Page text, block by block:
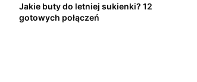
Jakie buty do letniej sukienki? 12
gotowych połączeń